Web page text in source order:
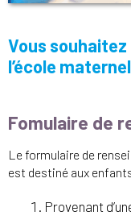
Vous
l’école
Fomulaire de
Le formulaire de
est destiné aux
Provenant